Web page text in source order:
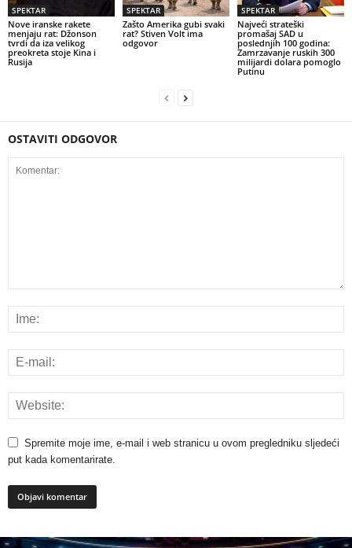
SPEKTAR
Nove iranske rakete
menjaju rat: Džonson
tvrdi da iza velikog
preokreta stoje Kina i
Rusija
SPEKTAR
Zašto Amerika gubi svaki
rat? Stiven Volt ima
odgovor
SPEKTAR
Najveći strateški
promašaj SAD u
poslednjih 100 godina:
Zamrzavanje ruskih 300
milijardi dolara pomoglo
Putinu
OSTAVITI ODGOVOR
Spremite moje ime, e-mail i web stranicu u ovom pregledniku sljedeći
put kada komentarirate.